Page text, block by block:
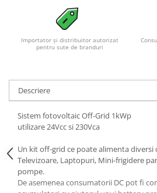
Importator și distribuitor autorizat
pentru sute de branduri
Descriere
Sistem fotovoltaic Off-Grid 1kWp
utilizare 24Vcc si 230Vca
Un kit off-grid ce poate alimenta diversi
Televizoare, Laptopuri, Mini-frigidere
pompe.
De asemenea consumatorii DC pot fi